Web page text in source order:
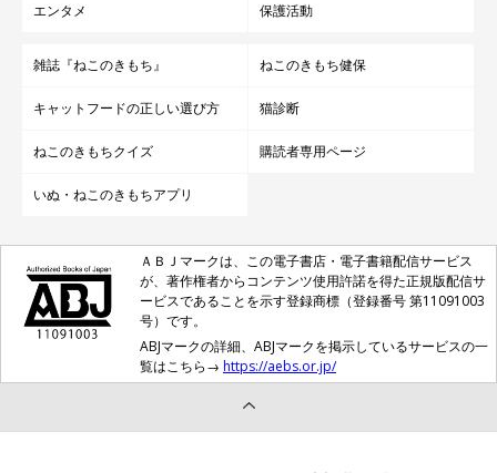
エンタメ 保護活動
雑誌『ねこのきもち』 ねこのきもち健保
キャットフードの正しい選び方 猫診断
ねこのきもちクイズ 購読者専用ページ
いぬ・ねこのきもちアプリ
ＡＢＪマークは、この電子書店・電子書籍配信サービス
が、著作権者からコンテンツ使用許諾を得た正規版配信サ
ービスであることを示す登録商標（登録番号 第11091003
号）です。
ABJマークの詳細、ABJマークを掲示しているサービスの一
覧はこちら→ https://aebs.or.jp/